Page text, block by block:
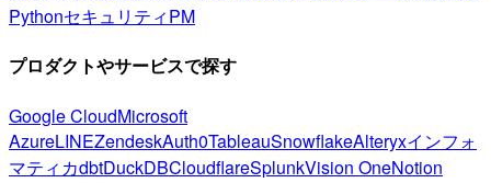
PythonセキュリティPM
プロダクトやサービスで探す
Google CloudMicrosoft
AzureLINEZendeskAuth0TableauSnowflakeAlteryxインフォ
マティカdbtDuckDBCloudflareSplunkVision OneNotion